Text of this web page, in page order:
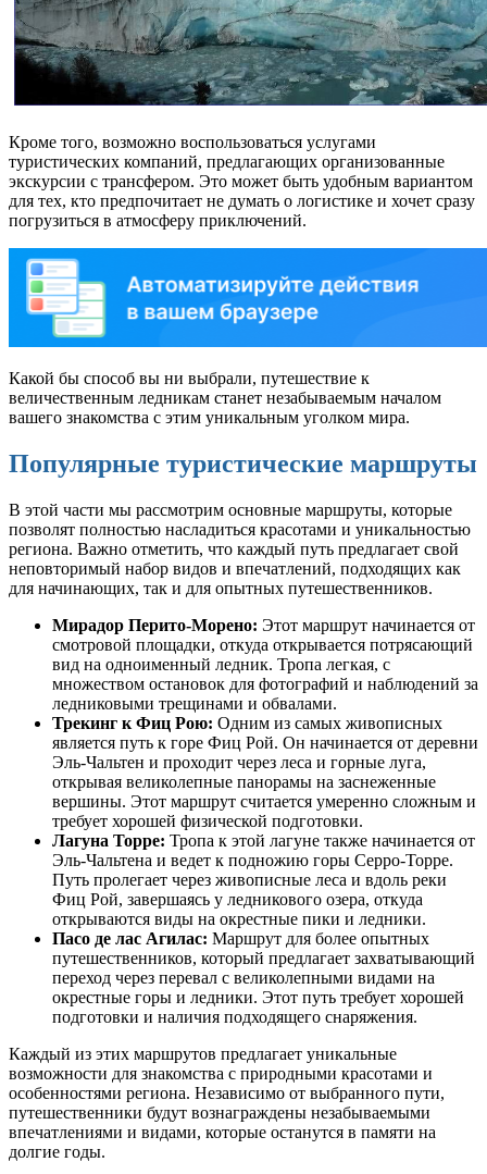
Кроме того, возможно воспользоваться услугами
туристических компаний, предлагающих организованные
экскурсии с трансфером. Это может быть удобным вариантом
для тех, кто предпочитает не думать о логистике и хочет сразу
погрузиться в атмосферу приключений.
Какой бы способ вы ни выбрали, путешествие к
величественным ледникам станет незабываемым началом
вашего знакомства с этим уникальным уголком мира.
Популярные туристические маршруты
В этой части мы рассмотрим основные маршруты, которые
позволят полностью насладиться красотами и уникальностью
региона. Важно отметить, что каждый путь предлагает свой
неповторимый набор видов и впечатлений, подходящих как
для начинающих, так и для опытных путешественников.
Мирадор Перито-Морено: Этот маршрут начинается от
смотровой площадки, откуда открывается потрясающий
вид на одноименный ледник. Тропа легкая, с
множеством остановок для фотографий и наблюдений за
ледниковыми трещинами и обвалами.
Трекинг к Фиц Рою: Одним из самых живописных
является путь к горе Фиц Рой. Он начинается от деревни
Эль-Чальтен и проходит через леса и горные луга,
открывая великолепные панорамы на заснеженные
вершины. Этот маршрут считается умеренно сложным и
требует хорошей физической подготовки.
Лагуна Торре: Тропа к этой лагуне также начинается от
Эль-Чальтена и ведет к подножию горы Серро-Торре.
Путь пролегает через живописные леса и вдоль реки
Фиц Рой, завершаясь у ледникового озера, откуда
открываются виды на окрестные пики и ледники.
Пасо де лас Агилас: Маршрут для более опытных
путешественников, который предлагает захватывающий
переход через перевал с великолепными видами на
окрестные горы и ледники. Этот путь требует хорошей
подготовки и наличия подходящего снаряжения.
Каждый из этих маршрутов предлагает уникальные
возможности для знакомства с природными красотами и
особенностями региона. Независимо от выбранного пути,
путешественники будут вознаграждены незабываемыми
впечатлениями и видами, которые останутся в памяти на
долгие годы.